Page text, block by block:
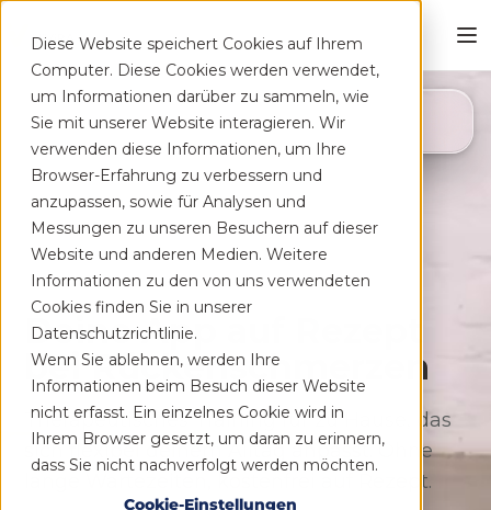
Diese Website speichert Cookies auf Ihrem
Computer. Diese Cookies werden verwendet,
um Informationen darüber zu sammeln, wie
Sie mit unserer Website interagieren. Wir
verwenden diese Informationen, um Ihre
Browser-Erfahrung zu verbessern und
anzupassen, sowie für Analysen und
Messungen zu unseren Besuchern auf dieser
Website und anderen Medien. Weitere
Informationen zu den von uns verwendeten
Cookies finden Sie in unserer
Datenschutzrichtlinie.
Wenn Sie ablehnen, werden Ihre
Informationen beim Besuch dieser Website
nicht erfasst. Ein einzelnes Cookie wird in
Ihrem Browser gesetzt, um daran zu erinnern,
dass Sie nicht nachverfolgt werden möchten.
Cookie-Einstellungen
Deine App auf Rezept
bei Rücken­schmerzen
Therapeutisches Training für zu Hause, das
sich flexibel deinem Alltag anpasst. Ohne
lange Wartezeiten, kostenfrei auf Rezept.